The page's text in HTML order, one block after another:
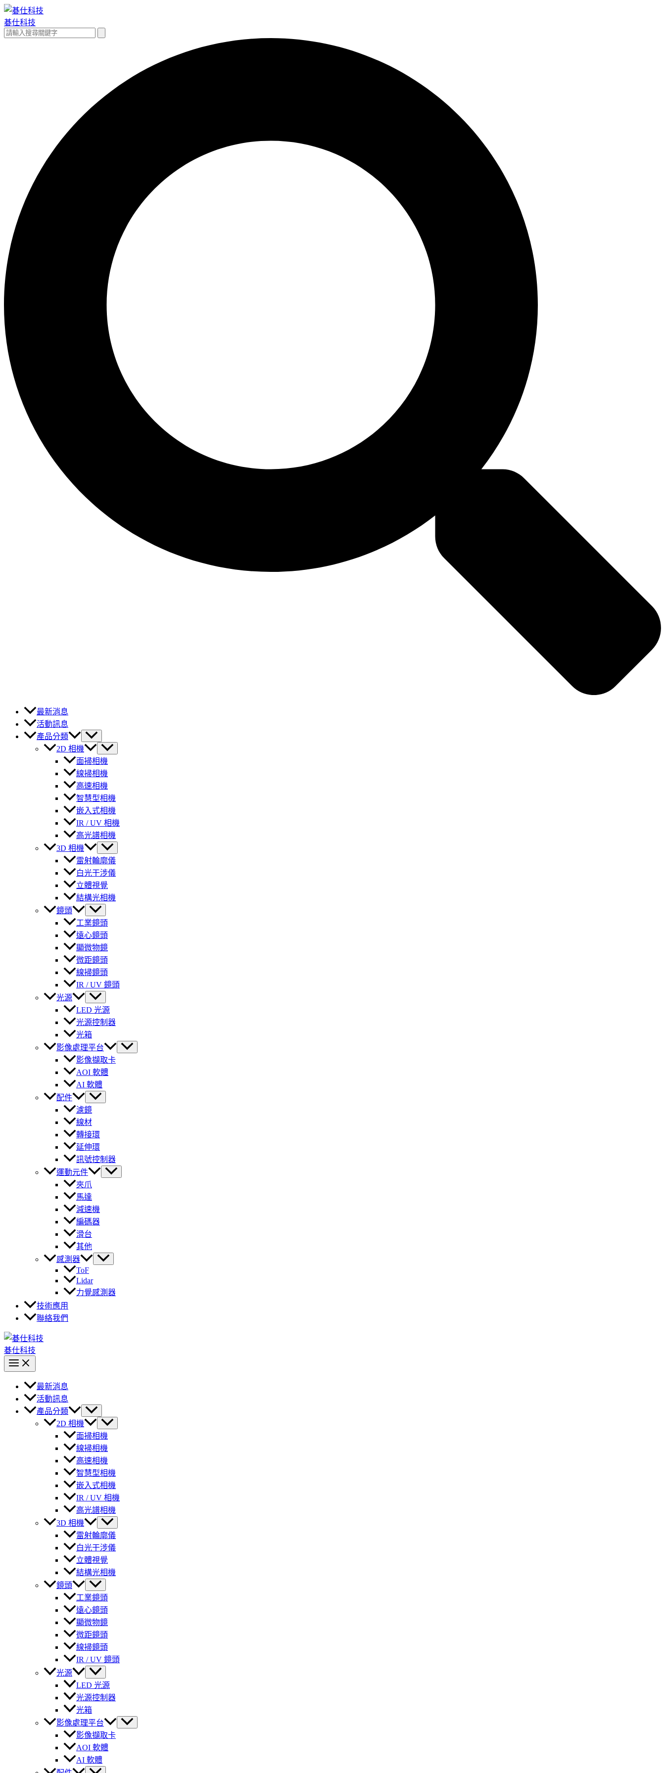
跳
至
主
碁仕科技
搜
最新消息
活動訊息
產品分類
2D 相機
面掃相機
線掃相機
高速相機
智慧型相機
嵌入式相機
IR / UV 相機
高光譜相機
3D 相機
雷射輪廓儀
白光干涉儀
立體視覺
結構光相機
鏡頭
工業鏡頭
遠心鏡頭
顯微物鏡
微距鏡頭
線掃鏡頭
IR / UV 鏡頭
光源
LED 光源
光源控制器
光箱
影像處理平台
影像擷取卡
AOI 軟體
AI 軟體
配件
濾鏡
線材
轉接環
延伸環
訊號控制器
運動元件
夾爪
馬達
減速機
編碼器
滑台
其他
感測器
ToF
Lidar
力覺感測器
技術應用
聯絡我們
碁仕科技
最新消息
活動訊息
產品分類
2D 相機
面掃相機
線掃相機
高速相機
智慧型相機
嵌入式相機
IR / UV 相機
高光譜相機
3D 相機
雷射輪廓儀
白光干涉儀
立體視覺
結構光相機
鏡頭
工業鏡頭
遠心鏡頭
顯微物鏡
微距鏡頭
線掃鏡頭
IR / UV 鏡頭
光源
LED 光源
光源控制器
光箱
影像處理平台
影像擷取卡
AOI 軟體
AI 軟體